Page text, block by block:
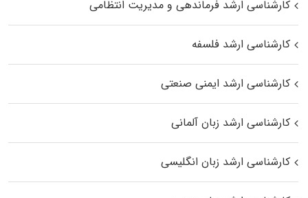
کارشناسی ارشد فرماندهی و مدیریت انتظامی
کارشناسی ارشد فلسفه
کارشناسی ارشد ایمنی صنعتی
کارشناسی ارشد زبان آلمانی
کارشناسی ارشد زبان انگلیسی